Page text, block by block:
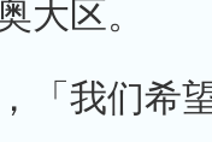
大区。
「我们希